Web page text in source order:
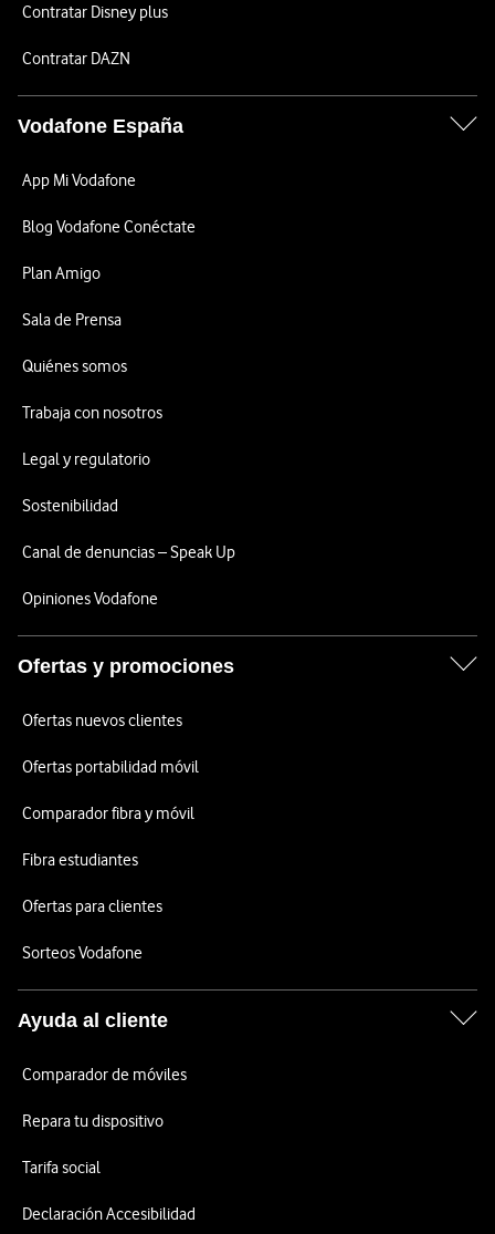
Contratar Disney plus
Contratar DAZN
Vodafone España
App Mi Vodafone
Blog Vodafone Conéctate
Plan Amigo
Sala de Prensa
Quiénes somos
Trabaja con nosotros
Legal y regulatorio
Sostenibilidad
Canal de denuncias – Speak Up
Opiniones Vodafone
Ofertas y promociones
Ofertas nuevos clientes
Ofertas portabilidad móvil
Comparador fibra y móvil
Fibra estudiantes
Ofertas para clientes
Sorteos Vodafone
Ayuda al cliente
Comparador de móviles
Repara tu dispositivo
Tarifa social
Declaración Accesibilidad